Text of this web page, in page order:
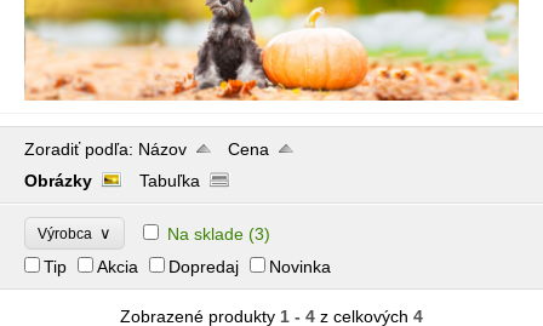
Zoradiť podľa: Názov
Cena
Obrázky
Tabuľka
Výrobca ∨ Na sklade (3)
Tip
Akcia Dopredaj Novinka
Zobrazené produkty 1 - 4 z celkových 4